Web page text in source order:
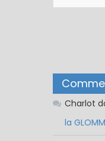
Charlot
la